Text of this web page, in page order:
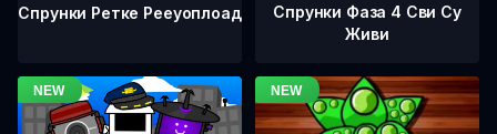
Спрунки Ретке Рееуоплоад
Спрунки Фаза 4 Сви Су
Живи